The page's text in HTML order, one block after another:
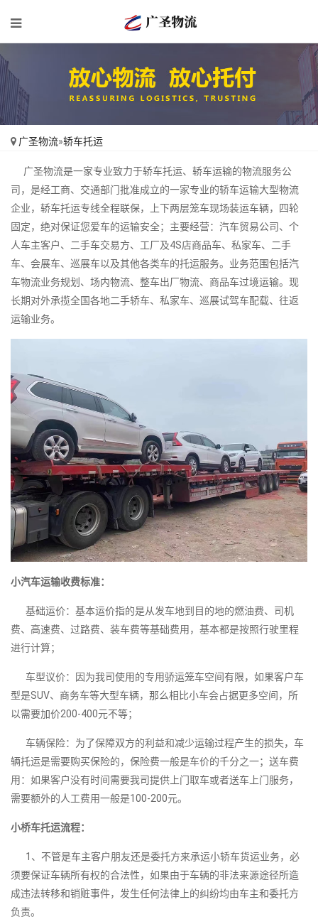
广圣物流»轿车托运
广圣物流是一家专业致力于轿车托运、轿车运输的物流服务公
司，是经工商、交通部门批准成立的一家专业的轿车运输大型物流
企业，轿车托运专线全程联保，上下两层笼车现场装运车辆，四轮
固定，绝对保证您爱车的运输安全；主要经营：汽车贸易公司、个
人车主客户、二手车交易方、工厂及4S店商品车、私家车、二手
车、会展车、巡展车以及其他各类车的托运服务。业务范围包括汽
车物流业务规划、场内物流、整车出厂物流、商品车过境运输。现
长期对外承揽全国各地二手轿车、私家车、巡展试驾车配载、往返
运输业务。
小汽车运输收费标准：
基础运价：基本运价指的是从发车地到目的地的燃油费、司机
费、高速费、过路费、装车费等基础费用，基本都是按照行驶里程
进行计算；
车型议价：因为我司使用的专用骄运笼车空间有限，如果客户车
型是SUV、商务车等大型车辆，那么相比小车会占据更多空间，所
以需要加价200-400元不等；
车辆保险：为了保障双方的利益和减少运输过程产生的损失，车
辆托运是需要购买保险的，保险费一般是车价的千分之一；送车费
用：如果客户没有时间需要我司提供上门取车或者送车上门服务，
需要额外的人工费用一般是100-200元。
小桥车托运流程：
1、不管是车主客户朋友还是委托方来承运小轿车货运业务，必
须要保证车辆所有权的合法性，如果由于车辆的非法来源途径所造
成违法转移和销赃事件，发生任何法律上的纠纷均由车主和委托方
负责。